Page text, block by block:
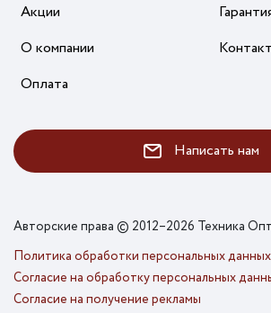
Акции
О компании
Оплата
Написать нам
Авторские права © 2012–2026 Техника
Политика обработки персональных данных
Согласие на обработку персональных
Согласие на получение рекламы